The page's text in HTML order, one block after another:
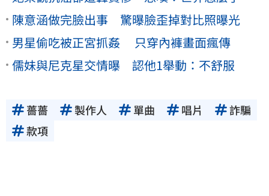
陳意涵做完臉出事 驚曝臉歪掉對比照曝光
男星偷吃被正宮抓姦 只穿內褲畫面瘋傳
儒妹與尼克星交情曝 認他1舉動：不舒服
薔薔 製作人 單曲 唱片
詐騙
款項